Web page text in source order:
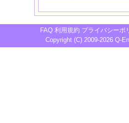
FAQ 利用規約 プライバシーポ
Copyright (C) 2009-2026 Q-